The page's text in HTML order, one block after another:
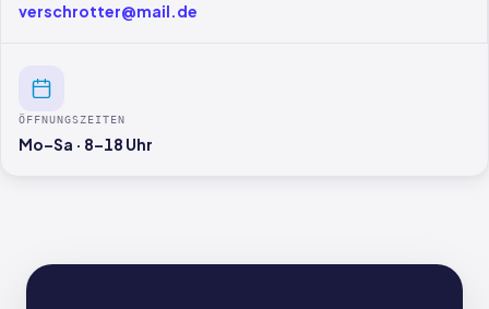
verschrotter@mail.de
ÖFFNUNGSZEITEN
Mo–Sa · 8–18 Uhr